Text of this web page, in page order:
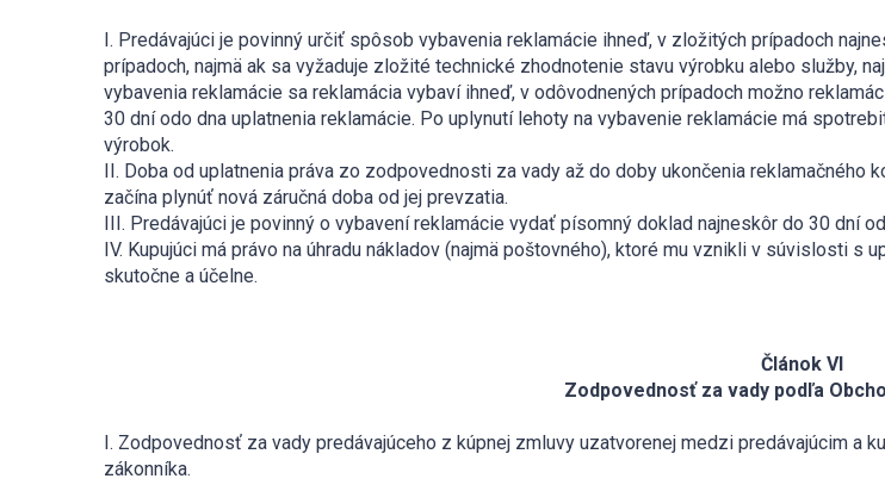
I. Predávajúci je povinný určiť spôsob vybavenia reklamácie ihneď, v zložitých prípadoch
prípadoch, najmä ak sa vyžaduje zložité technické zhodnotenie stavu výrobku alebo služby,
vybavenia reklamácie sa reklamácia vybaví ihneď, v odôvodnených prípadoch možno
30 dní odo dna uplatnenia reklamácie. Po uplynutí lehoty na vybavenie reklamácie má
výrobok.
II. Doba od uplatnenia práva zo zodpovednosti za vady až do doby ukončenia reklamačného
začína plynúť nová záručná doba od jej prevzatia.
III. Predávajúci je povinný o vybavení reklamácie vydať písomný doklad najneskôr do 30 dní
IV. Kupujúci má právo na úhradu nákladov (najmä poštovného), ktoré mu vznikli v súvislosti
skutočne a účelne.
Článok VI
Zodpovednosť za vady podľa
I. Zodpovednosť za vady predávajúceho z kúpnej zmluvy uzatvorenej medzi predávajúcim a
zákonníka.